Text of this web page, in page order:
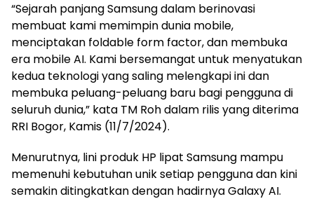
“Sejarah panjang Samsung dalam berinovasi
membuat kami memimpin dunia mobile,
menciptakan foldable form factor, dan membuka
era mobile AI. Kami bersemangat untuk menyatukan
kedua teknologi yang saling melengkapi ini dan
membuka peluang-peluang baru bagi pengguna di
seluruh dunia,” kata TM Roh dalam rilis yang diterima
RRI Bogor, Kamis (11/7/2024).
Menurutnya, lini produk HP lipat Samsung mampu
memenuhi kebutuhan unik setiap pengguna dan kini
semakin ditingkatkan dengan hadirnya Galaxy AI.